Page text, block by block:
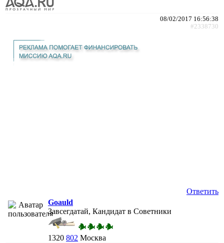
08/02/2017 16:56:38
#2338730
Ответить
Goauld
Завсегдатай, Кандидат в Советники
1320 802 Москва